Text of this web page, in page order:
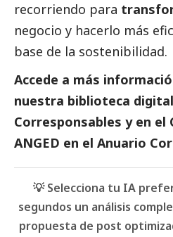
recorriendo para
negocio y hacerlo más
base de la sostenibilidad.
Accede a más
nuestra biblioteca
Corresponsables y en el
ANGED en el Anuario
💡 Selecciona tu IA
segundos un análisis
propuesta de post